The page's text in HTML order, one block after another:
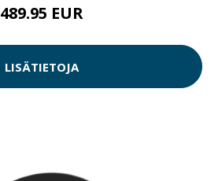
489.95 EUR
LISÄTIETOJA